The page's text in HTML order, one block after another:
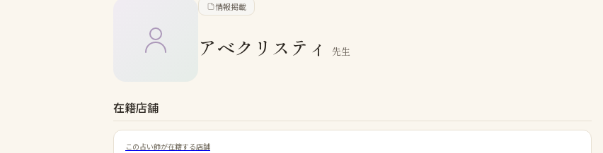
情報掲載
アベクリスティ 先生
在籍店舗
この占い師が在籍する店舗